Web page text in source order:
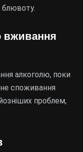
блювоту.
вживання
алкоголю, поки
споживання
проблем,